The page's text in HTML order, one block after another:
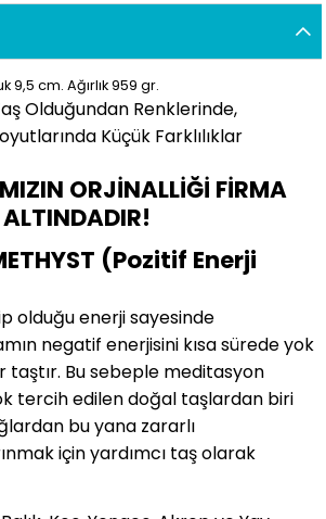
9,5 cm.Ağırlık 959 gr.
Olduğundan Renklerinde,
Küçük Farklılıklar
ORJİNALLİĞİ FİRMA
(Pozitif Enerji
olduğu enerji sayesinde
negatif enerjisini kısa sürede yok
taştır. Bu sebeple meditasyon
tercih edilen doğal taşlardan biri
bu yana zararlı
için yardımcı taş olarak